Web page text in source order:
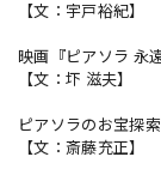
【文：宇戸裕紀】
映画『ピアソラ 永
【文：圷 滋夫】
ピアソラのお宝探
【文：斎藤充正】